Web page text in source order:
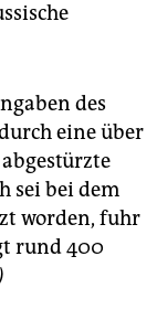
des
eine über
sei bei dem
worden, fuhr
rund 400